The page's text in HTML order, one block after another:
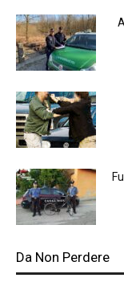
Da Non Perdere